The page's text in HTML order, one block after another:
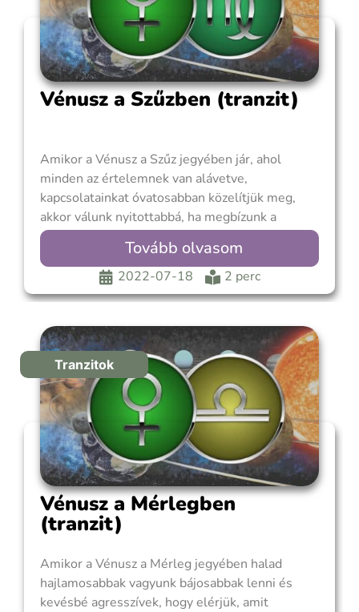
Vénusz a Szűzben (tranzit)
Amikor a Vénusz a Szűz jegyében jár, ahol
minden az értelemnek van alávetve,
kapcsolatainkat óvatosabban közelítjük meg,
akkor válunk nyitottabbá, ha megbízunk a
másikban. Szeretetünket gyakorlati eszközökkel
fejezzük ki, mint például a másoknak nyújtott
szolgáltatások, ügyintézés, aprólékos munkák
elvégzése, vagy éppen csak ott vagyunk a
Tovább olvasom
2022-07-18 2 perc
Tranzitok
Vénusz a Mérlegben
(tranzit)
Amikor a Vénusz a Mérleg jegyében halad
hajlamosabbak vagyunk bájosabbak lenni és
kevésbé agresszívek, hogy elérjük, amit